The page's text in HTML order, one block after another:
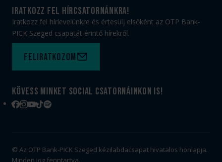
Munkatársaink
PICK Aréna
Sajtóakkreditáció
Jegy- és bérletvásárlás
Webshop
Adatvédelem
Felhasználási feltételek
Kapcsolat
iratkozz fel hírcsatornánkra!
Iratkozz fel hírlevelünkre és értesülj elsőként az OTP Bank-
PICK Szeged csapatát érintő hírekről.
Feliratkozom
Kövess minket social csatornáinkon is!
Facebook
Instagram
YouTube
TikTokSpotify
© Az OTP Bank-PICK Szeged kézilabdacsapat hivatalos honlapja.
Minden jog fenntartva.